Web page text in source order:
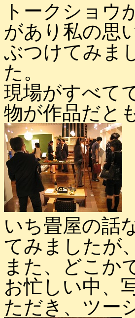
トークショウ
があり私の思
ぶつけてみま
た。
現場がすべて
物が作品だと
いち畳屋の話
てみましたが
また、どこか
お忙しい中、
ただき、ツー